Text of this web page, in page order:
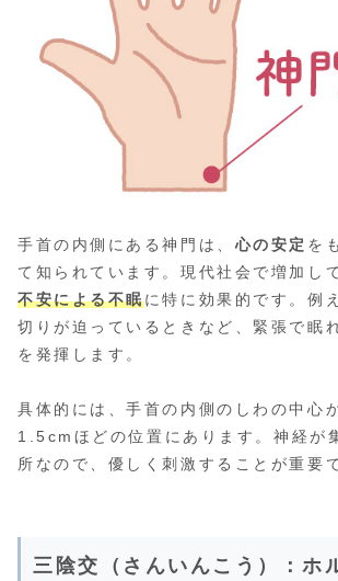
手首の内側にある神門は、 心の安定 を
て知られています。現代社会で増加し
不安による不眠に特に効果的です。例
切りが迫っているときなど、緊張で眠
を発揮します。
具体的には、手首の内側のしわの中心
1.5cmほどの位置にあります。神経が
所なので、優しく刺激することが重要
三陰交（さんいんこう）：ホ